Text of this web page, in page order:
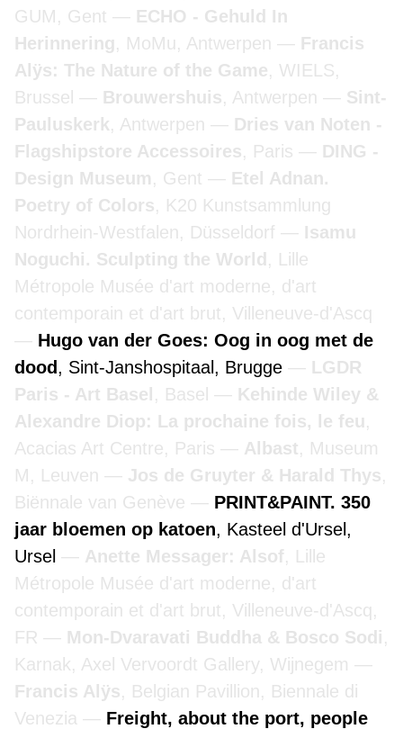
GUM, Gent
ECHO - Gehuld In
Herinnering, MoMu, Antwerpen
Francis
Alÿs: The Nature of the Game, WIELS,
Brussel
Brouwershuis, Antwerpen
Sint-
Pauluskerk, Antwerpen
Dries van Noten -
Flagshipstore Accessoires, Paris
DING -
Design Museum, Gent
Etel Adnan.
Poetry of Colors, K20 Kunstsammlung
Nordrhein-Westfalen, Düsseldorf
Isamu
Noguchi. Sculpting the World , Lille
Métropole Musée d'art moderne, d'art
contemporain et d'art brut, Villeneuve-d'Ascq
Hugo van der Goes: Oog in oog met de
dood, Sint-Janshospitaal, Brugge
LGDR
Paris - Art Basel , Basel
Kehinde Wiley &
Alexandre Diop: La prochaine fois, le feu,
Acacias Art Centre, Paris
Albast, Museum
M, Leuven
Jos de Gruyter & Harald Thys,
Biënnale van Genève
PRINT&PAINT. 350
jaar bloemen op katoen, Kasteel d'Ursel,
Ursel
Anette Messager: Alsof, Lille
Métropole Musée d'art moderne, d'art
contemporain et d'art brut, Villeneuve-d'Ascq,
FR
Mon-Dvaravati Buddha & Bosco Sodi,
Karnak, Axel Vervoordt Gallery, Wijnegem
Francis Alÿs, Belgian Pavillion, Biennale di
Venezia
Freight, about the port, people